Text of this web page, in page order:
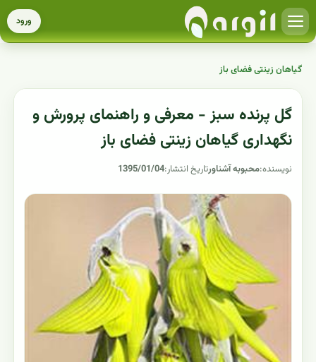
ورود
گیاهان زینتی فضای باز
گل پرنده سبز - معرفی و راهنمای پرورش و
نگهداری گیاهان زینتی فضای باز
نویسنده:محبوبه آشناورتاریخ انتشار:1395/01/04